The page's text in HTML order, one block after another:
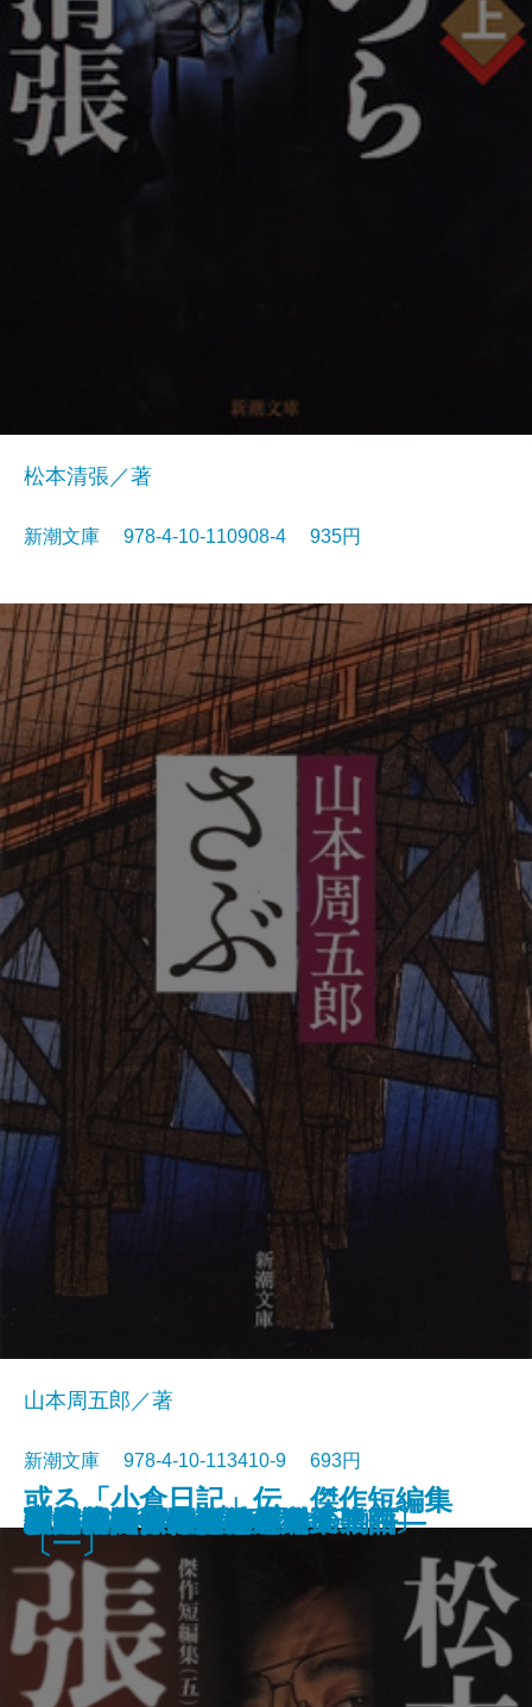
原色の街・驟雨
虚空遍歴〔上〕
質屋の女房
獣の戯れ
歪んだ複写―税務署殺人事件―
どくとるマンボウ昆虫記
日本語の年輪
わるいやつら〔下〕
わるいやつら〔上〕
松本清張／著
新潮文庫 978-4-10-110908-4 935円
さぶ
山本周五郎／著
新潮文庫 978-4-10-113410-9 693円
張込み 傑作短編集〔五〕
西郷札 傑作短編集〔三〕
黒地の絵 傑作短編集〔二〕
幽霊―或る幼年と青春の物語―
佐渡流人行 傑作短編集〔四〕
助左衛門四代記
強力伝・孤島
駅路 傑作短編集〔六〕
敦煌
或る「小倉日記」伝 傑作短編集
〔一〕